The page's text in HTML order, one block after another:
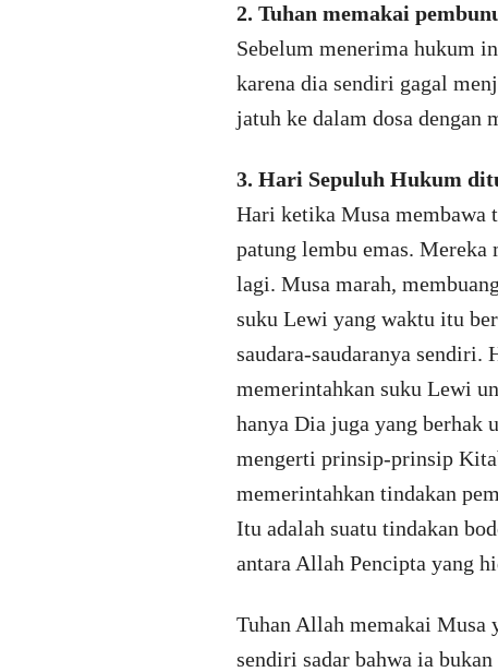
2. Tuhan memakai
Sebelum menerima hukum
karena dia sendiri gagal
jatuh ke dalam dosa dengan
3. Hari Sepuluh Hukum
Hari ketika Musa membawa
patung lembu emas.
lagi. Musa marah,
suku Lewi yang waktu itu
saudara-saudaranya
memerintahkan suku Lewi
hanya Dia juga yang berhak
mengerti prinsip-prinsip
memerintahkan tindakan
Itu adalah suatu tindakan
antara Allah Pencipta yang
Tuhan Allah memakai Musa
sendiri sadar bahwa ia